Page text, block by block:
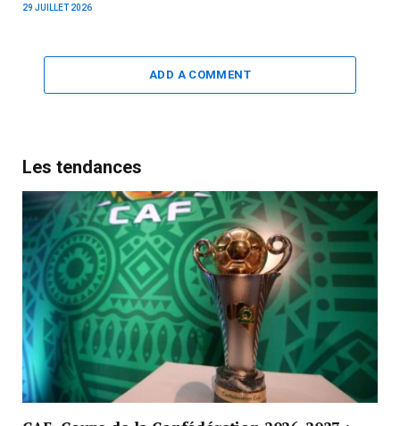
29 JUILLET 2026
ADD A COMMENT
Les tendances